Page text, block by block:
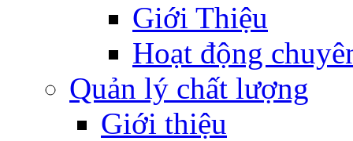
Giới Thiệu
Hoạt động
Quản lý chất lượng
Giới thiệu